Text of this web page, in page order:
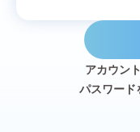
アカウン
パスワード